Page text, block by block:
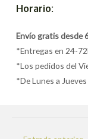
Horario:
Envío gratis desde
*Entregas en 24-
*Los pedidos del
*De Lunes a
Navegación